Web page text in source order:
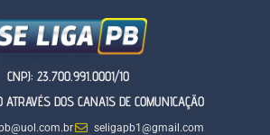
CNPJ: 23.700.991.0001/10
ATRAVÉS DOS CANAIS DE COMUNICAÇÃO
seligapb1@gmail.com